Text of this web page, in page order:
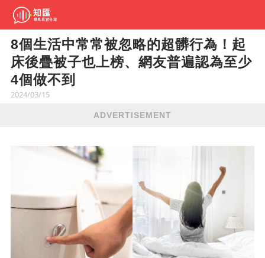
8個生活中常常被忽略的超髒行為！起
床後疊被子也上榜、網友普遍認為至少
4個做不到
2024/03/15
ADVERTISEMENT